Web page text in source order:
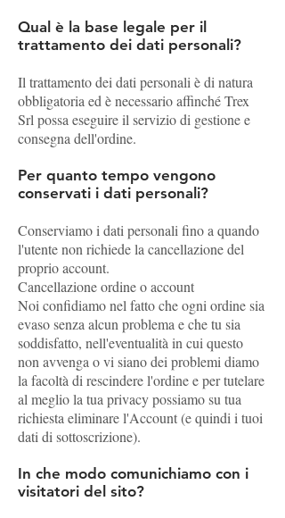
Qual è la base legale per il
trattamento dei dati personali?
Il trattamento dei dati personali è di natura
obbligatoria ed è necessario affinché Trex
Srl possa eseguire il servizio di gestione e
consegna dell'ordine.
Per quanto tempo vengono
conservati i dati personali?
Conserviamo i dati personali fino a quando
l'utente non richiede la cancellazione del
proprio account.
Cancellazione ordine o account
Noi confidiamo nel fatto che ogni ordine sia
evaso senza alcun problema e che tu sia
soddisfatto, nell'eventualità in cui questo
non avvenga o vi siano dei problemi diamo
la facoltà di rescindere l'ordine e per tutelare
al meglio la tua privacy possiamo su tua
richiesta eliminare l'Account (e quindi i tuoi
dati di sottoscrizione).
In che modo comunichiamo con i
visitatori del sito?